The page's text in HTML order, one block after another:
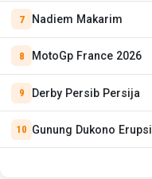
Nadiem Makarim
MotoGp France 2026
Derby Persib Persija
Gunung Dukono Erupsi